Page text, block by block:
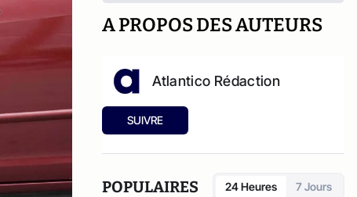
A PROPOS DES AUTEURS
Atlantico Rédaction
SUIVRE
POPULAIRES 24 Heures 7 Jours